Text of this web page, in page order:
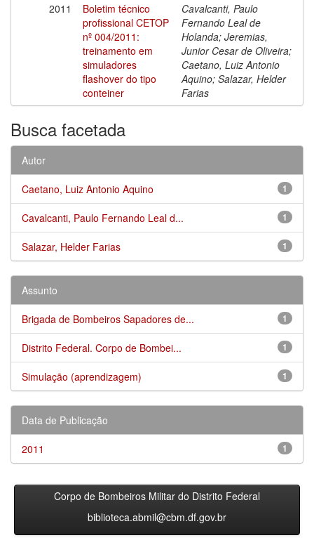
2011
Boletim técnico
profissional CETOP
nº 004/2011:
treinamento em
simuladores
flashover do tipo
conteiner
Cavalcanti, Paulo
Fernando Leal de
Holanda; Jeremias,
Junior Cesar de Oliveira;
Caetano, Luiz Antonio
Aquino; Salazar, Helder
Farias
Busca facetada
Autor
1
Caetano, Luiz Antonio Aquino
1
Cavalcanti, Paulo Fernando Leal d...
1
Salazar, Helder Farias
Assunto
1
Brigada de Bombeiros Sapadores de...
1
Distrito Federal. Corpo de Bombei...
1
Simulação (aprendizagem)
Data de Publicação
1
2011
Corpo de Bombeiros Militar do Distrito Federal
biblioteca.abmil@cbm.df.gov.br